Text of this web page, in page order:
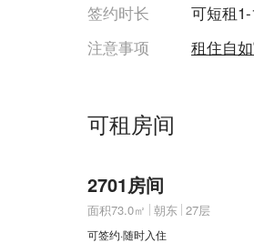
签约时长
可短租
注意事项
租住自
可租房间
2701房间
面积73.0㎡ 朝东 27层
可签约·随时入住